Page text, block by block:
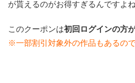
が貰えるのがお得すぎるんですよ
このクーポンは初回ログインの方
※一部割引対象外の作品もあるの